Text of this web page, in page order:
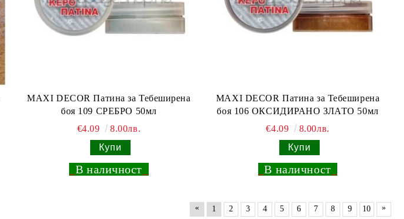
MAXI DECOR Патина за Тебеширена
боя 109 СРЕБРО 50мл
€4.09
8.00лв.
В наличност
MAXI DECOR Патина за Тебеширена
боя 106 ОКСИДИРАНО ЗЛАТО 50мл
€4.09
8.00лв.
_В наличност
« 1 2 3 4 5 6 7 8 9 10 »